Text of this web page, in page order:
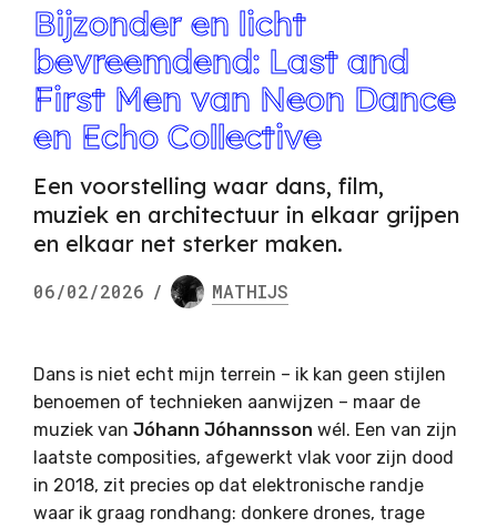
Bijzonder en licht
bevreemdend: Last and
First Men van Neon Dance
en Echo Collective
Een voorstelling waar dans, film,
muziek en architectuur in elkaar grijpen
en elkaar net sterker maken.
06/02/2026 / MATHIJS
Dans is niet echt mijn terrein – ik kan geen stijlen
benoemen of technieken aanwijzen – maar de
muziek van Jóhann Jóhannsson wél. Een van zijn
laatste composities, afgewerkt vlak voor zijn dood
in 2018, zit precies op dat elektronische randje
waar ik graag rondhang: donkere drones, trage